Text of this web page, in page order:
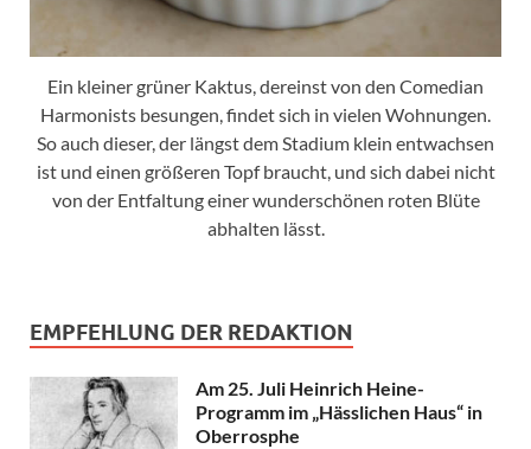
Ein kleiner grüner Kaktus, dereinst von den Comedian
Harmonists besungen, findet sich in vielen Wohnungen.
So auch dieser, der längst dem Stadium klein entwachsen
ist und einen größeren Topf braucht, und sich dabei nicht
von der Entfaltung einer wunderschönen roten Blüte
abhalten lässt.
EMPFEHLUNG DER REDAKTION
Am 25. Juli Heinrich Heine-
Programm im „Hässlichen Haus“ in
Oberrosphe